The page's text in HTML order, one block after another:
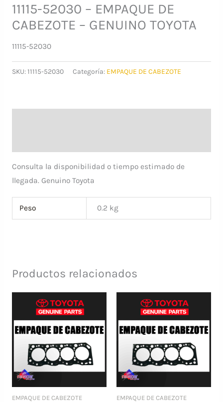
11115-52030 – EMPAQUE DE
CABEZOTE – GENUINO TOYOTA
11115-52030
SKU:11115-52030 Categoría: EMPAQUE DE CABEZOTE
Consulta la disponibilidad o tiempo estimado de
llegada. Genuino Toyota
Peso 0.2 kg
Productos relacionados
EMPAQUE DE CABEZOTE EMPAQUE DE CABEZOTE